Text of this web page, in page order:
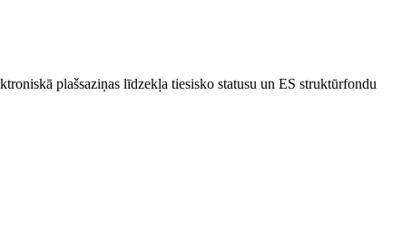
plašsaziņas līdzekļa tiesisko statusu un ES struktūrfondu